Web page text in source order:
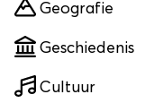
Geografie
Geschiedenis
Cultuur